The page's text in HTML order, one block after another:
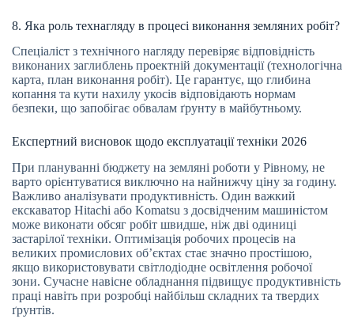
8. Яка роль технагляду в процесі виконання земляних робіт?
Спеціаліст з технічного нагляду перевіряє відповідність
виконаних заглиблень проектній документації (технологічна
карта, план виконання робіт). Це гарантує, що глибина
копання та кути нахилу укосів відповідають нормам
безпеки, що запобігає обвалам ґрунту в майбутньому.
Експертний висновок щодо експлуатації техніки 2026
При плануванні бюджету на земляні роботи у Рівному, не
варто орієнтуватися виключно на найнижчу ціну за годину.
Важливо аналізувати продуктивність. Один важкий
екскаватор Hitachi або Komatsu з досвідченим машиністом
може виконати обсяг робіт швидше, ніж дві одиниці
застарілої техніки. Оптимізація робочих процесів на
великих промислових об’єктах стає значно простішою,
якщо використовувати світлодіодне освітлення робочої
зони. Сучасне навісне обладнання підвищує продуктивність
праці навіть при розробці найбільш складних та твердих
ґрунтів.